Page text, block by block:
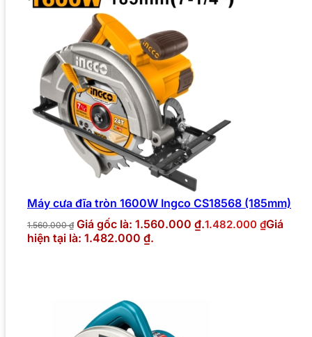
Máy cưa đĩa tròn 1600W Ingco CS18568 (185mm)
1.560.000₫ Giá gốc là: 1.560.000 ₫.1.482.000 ₫Giá
hiện tại là: 1.482.000 ₫.